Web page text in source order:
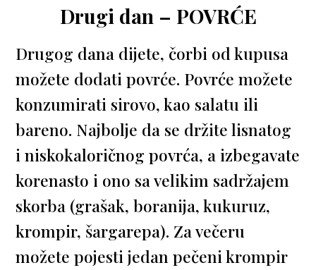
Drugi dan – POVRĆE
Drugog dana dijete, čorbi od kupusa
možete dodati povrće. Povrće možete
konzumirati sirovo, kao salatu ili
bareno. Najbolje da se držite lisnatog
i niskokaloričnog povrća, a izbegavate
korenasto i ono sa velikim sadržajem
skorba (grašak, boranija, kukuruz,
krompir, šargarepa). Za večeru
možete pojesti jedan pečeni krompir